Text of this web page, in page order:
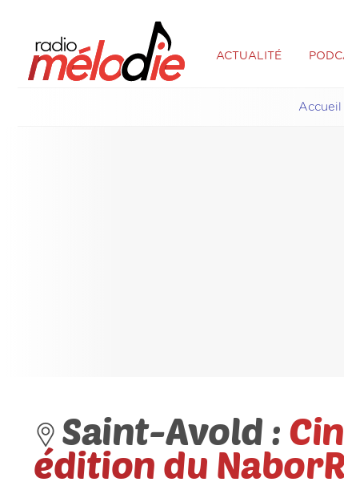
ACTUALITÉ
Accueil
Saint-Avold :
édition du